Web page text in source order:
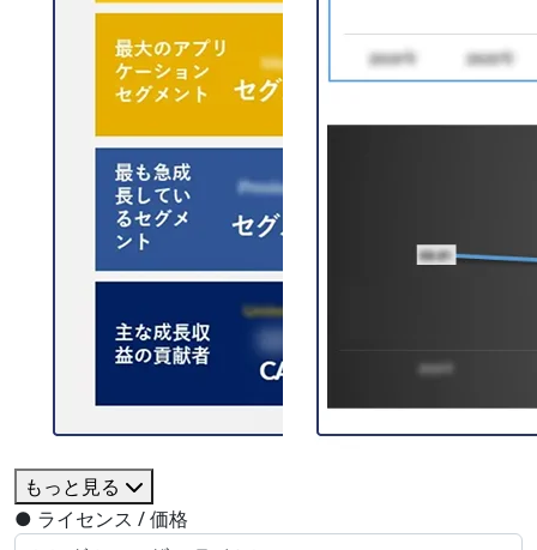
もっと見る
● ライセンス / 価格